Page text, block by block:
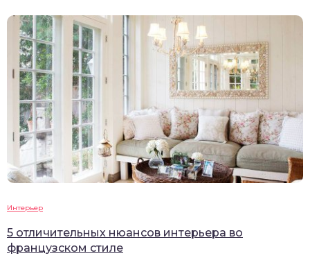
Интерьер
5 отличительных нюансов интерьера во
французском стиле